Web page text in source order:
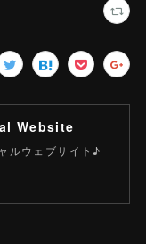
Website
ルウェブサイト♪